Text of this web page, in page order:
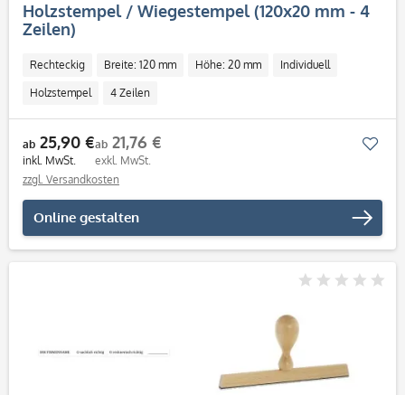
Holzstempel / Wiegestempel (120x20 mm - 4
Zeilen)
Rechteckig Breite: 120 mm Höhe: 20 mm Individuell
Holzstempel 4 Zeilen
ab 25,90 €
inkl. MwSt.
ab 21,76 €
exkl. MwSt.
zzgl. Versandkosten
Online gestalten